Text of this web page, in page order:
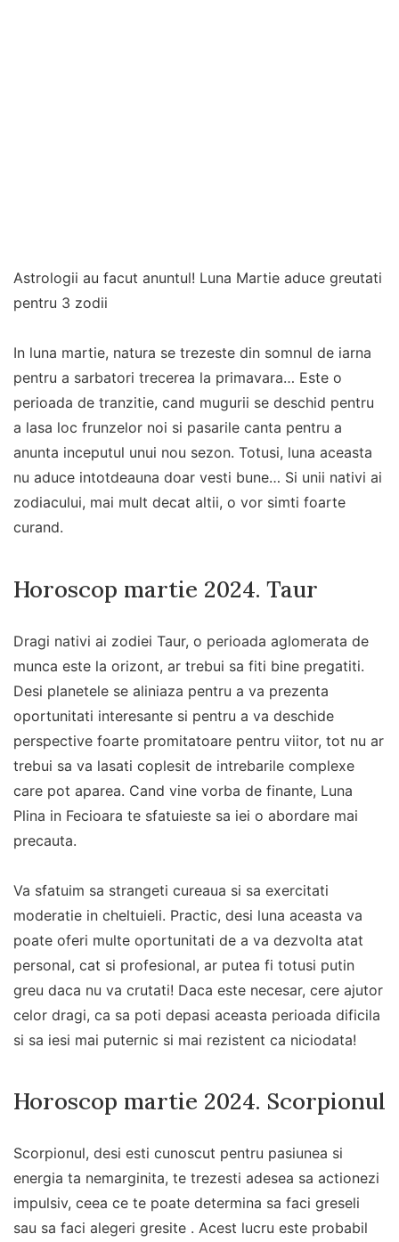
Astrologii au facut anuntul! Luna Martie aduce greutati
pentru 3 zodii
In luna martie, natura se trezeste din somnul de iarna
pentru a sarbatori trecerea la primavara… Este o
perioada de tranzitie, cand mugurii se deschid pentru
a lasa loc frunzelor noi si pasarile canta pentru a
anunta inceputul unui nou sezon. Totusi, luna aceasta
nu aduce intotdeauna doar vesti bune… Si unii nativi ai
zodiacului, mai mult decat altii, o vor simti foarte
curand.
Horoscop martie 2024. Taur
Dragi nativi ai zodiei Taur, o perioada aglomerata de
munca este la orizont, ar trebui sa fiti bine pregatiti.
Desi planetele se aliniaza pentru a va prezenta
oportunitati interesante si pentru a va deschide
perspective foarte promitatoare pentru viitor, tot nu ar
trebui sa va lasati coplesit de intrebarile complexe
care pot aparea. Cand vine vorba de finante, Luna
Plina in Fecioara te sfatuieste sa iei o abordare mai
precauta.
Va sfatuim sa strangeti cureaua si sa exercitati
moderatie in cheltuieli. Practic, desi luna aceasta va
poate oferi multe oportunitati de a va dezvolta atat
personal, cat si profesional, ar putea fi totusi putin
greu daca nu va crutati! Daca este necesar, cere ajutor
celor dragi, ca sa poti depasi aceasta perioada dificila
si sa iesi mai puternic si mai rezistent ca niciodata!
Horoscop martie 2024. Scorpionul
Scorpionul, desi esti cunoscut pentru pasiunea si
energia ta nemarginita, te trezesti adesea sa actionezi
impulsiv, ceea ce te poate determina sa faci greseli
sau sa faci alegeri gresite . Acest lucru este probabil